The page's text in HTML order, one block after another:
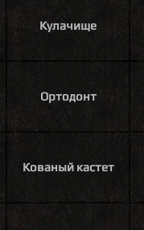
Кулачище
Ортодонт
Кованый кастет